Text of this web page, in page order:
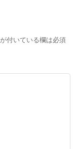
が付いている欄は必須